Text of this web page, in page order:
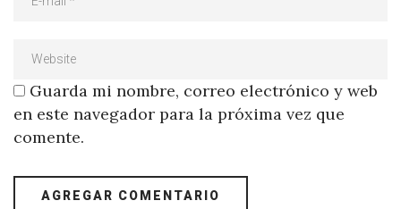
Guarda mi nombre, correo electrónico y web
en este navegador para la próxima vez que
comente.